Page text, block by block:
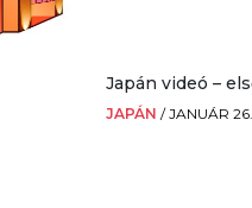
Japán videó –
JAPÁN /JANUÁR 26.